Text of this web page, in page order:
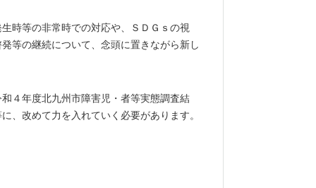
時等の非常時での対応や、ＳＤＧｓの視
等の継続について、念頭に置きながら新し
４年度北九州市障害児・者等実態調査結
、改めて力を入れていく必要があります。